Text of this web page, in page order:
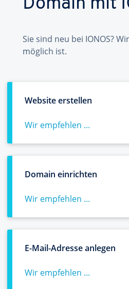
Domain mit
Sie sind neu bei IONOS?
möglich ist.
Website erstellen
Wir empfehlen ...
Domain einrichten
Wir empfehlen ...
E-Mail-Adresse anlegen
Wir empfehlen ...